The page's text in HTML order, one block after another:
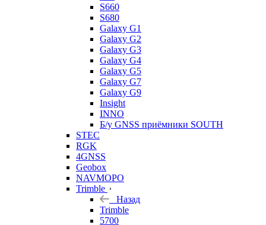
S660
S680
Galaxy G1
Galaxy G2
Galaxy G3
Galaxy G4
Galaxy G5
Galaxy G7
Galaxy G9
Insight
INNO
Б/у GNSS приёмники SOUTH
STEC
RGK
4GNSS
Geobox
NAVMOPO
Trimble
Назад
Trimble
5700